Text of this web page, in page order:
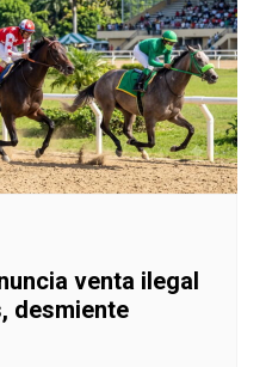
venta ilegal
desmiente